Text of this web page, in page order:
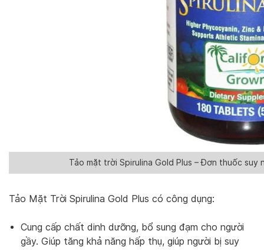
Tảo mặt trời Spirulina Gold Plus – Đơn thuốc
Tảo Mặt Trời Spirulina Gold Plus có công dụng:
Cung cấp chất dinh dưỡng, bổ sung đạm cho người
gầy. Giúp tăng khả năng hấp thụ, giúp người bị suy